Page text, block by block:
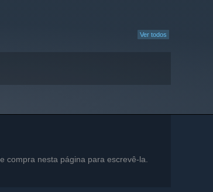
Ver todos
compra nesta página para escrevê-la.